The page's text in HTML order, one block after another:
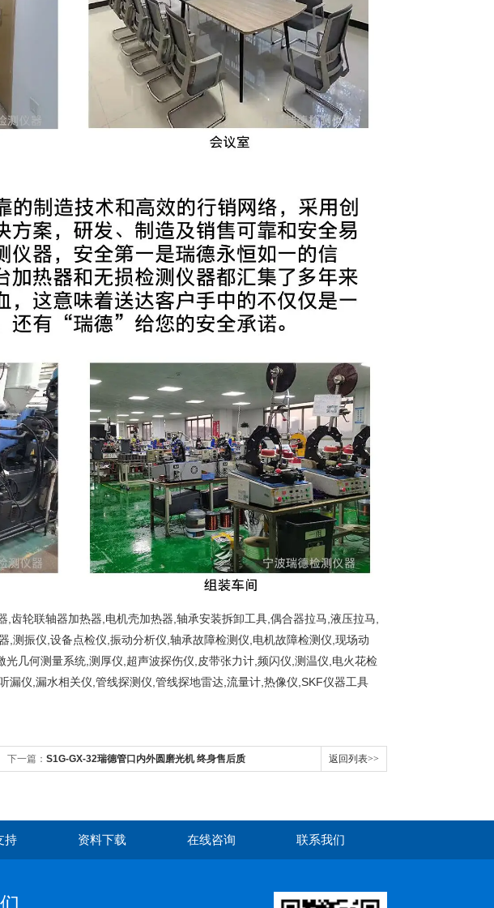
齿轮联轴器加热器,电机壳加热器,轴承安装拆卸工具,偶合器拉马,液压拉马,
,测振仪,设备点检仪,振动分析仪,轴承故障检测仪,电机故障检测仪,现场动
几何测量系统,测厚仪,超声波探伤仪,皮带张力计,频闪仪,测温仪,电火花检
漏仪,漏水相关仪,管线探测仪,管线探地雷达,流量计,热像仪,SKF仪器工具
下一篇： S1G-GX-32瑞德管口内外圆磨光机 终身售后质 返回列表>>
持 资料下载 在线咨询 联系我们